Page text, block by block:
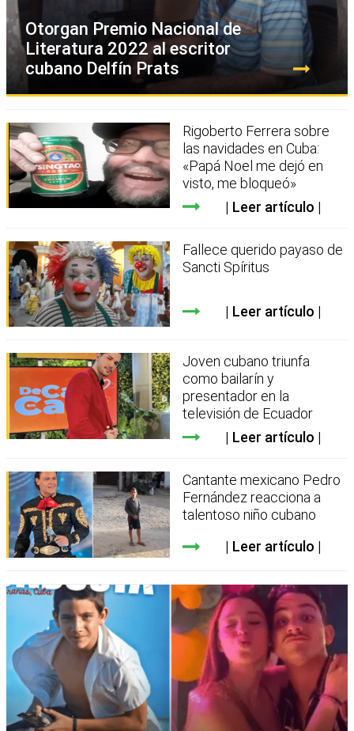
Otorgan Premio Nacional de
Literatura 2022 al escritor
cubano Delfín Prats
Rigoberto Ferrera sobre
las navidades en Cuba:
«Papá Noel me dejó en
visto, me bloqueó»
Leer artículo
Fallece querido payaso de
Sancti Spíritus
Leer artículo
Joven cubano triunfa
como bailarín y
presentador en la
televisión de Ecuador
Leer artículo
Cantante mexicano Pedro
Fernández reacciona a
talentoso niño cubano
Leer artículo